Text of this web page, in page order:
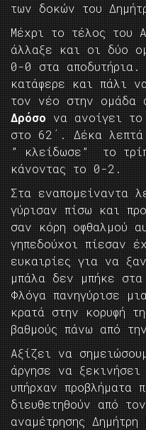
των δοκών του
Μέχρι το τέλος του
άλλαξε και οι δύο
0-0 στα αποδυτήρια.
κατάφερε και πάλι
τον νέο στην ομάδα
Δρόσο να ανοίγει
στο 62΄. Δέκα λεπτά
” κλείδωσε” το
κάνοντας το 0-2.
Στα εναπομείναντα
γύρισαν πίσω και
σαν κόρη οφθαλμού
γηπεδούχοι πίεσαν
ευκαιρίες για να
μπάλα δεν μπήκε
Φλόγα πανηγύρισε
κρατά στην κορυφή
βαθμούς πάνω από
Αξίζει να
άργησε να
υπήρχαν προβλήματα
διευθετηθούν από
αναμέτρησης